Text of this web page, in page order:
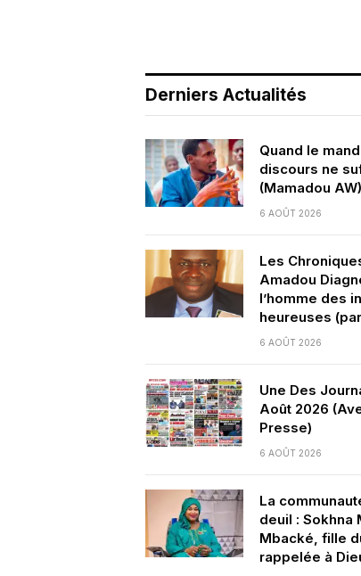
Derniers Actualités
Quand le
discours ne
(Mamadou AW)
6 AOÛT 2026
Les
Amadou
l’homme des
heureuses
6 AOÛT 2026
Une Des
Août 2026
Presse)
6 AOÛT 2026
La
deuil : Sokhna
Mbacké, fille
rappelée à